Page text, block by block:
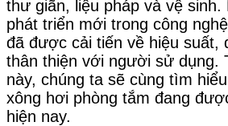
thư giãn, liệu pháp và vệ sinh.
phát triển mới trong công
đã được cải tiến về hiệu suất,
thân thiện với người sử dụng.
này, chúng ta sẽ cùng tìm
xông hơi phòng tắm đang
hiện nay.